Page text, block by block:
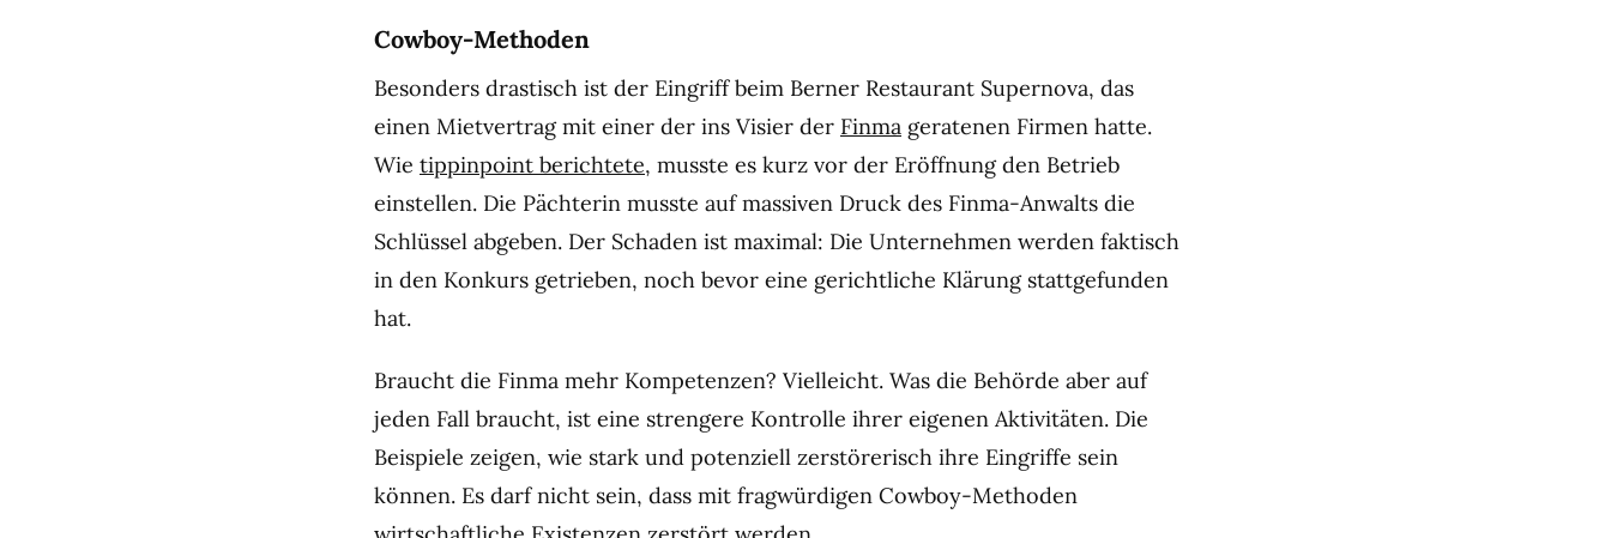
Cowboy-Methoden
Besonders drastisch ist der Eingriff beim Berner Restaurant Supernova, das
einen Mietvertrag mit einer der ins Visier der Finma geratenen Firmen hatte.
Wie tippinpoint berichtete, musste es kurz vor der Eröffnung den Betrieb
einstellen. Die Pächterin musste auf massiven Druck des Finma-Anwalts die
Schlüssel abgeben. Der Schaden ist maximal: Die Unternehmen werden faktisch
in den Konkurs getrieben, noch bevor eine gerichtliche Klärung stattgefunden
hat.
Braucht die Finma mehr Kompetenzen? Vielleicht. Was die Behörde aber auf
jeden Fall braucht, ist eine strengere Kontrolle ihrer eigenen Aktivitäten. Die
Beispiele zeigen, wie stark und potenziell zerstörerisch ihre Eingriffe sein
können. Es darf nicht sein, dass mit fragwürdigen Cowboy-Methoden